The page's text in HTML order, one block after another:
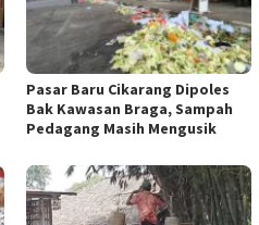
Pasar Baru Cikarang Dipoles
Bak Kawasan Braga, Sampah
Pedagang Masih Mengusik